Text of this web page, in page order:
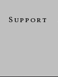
Support